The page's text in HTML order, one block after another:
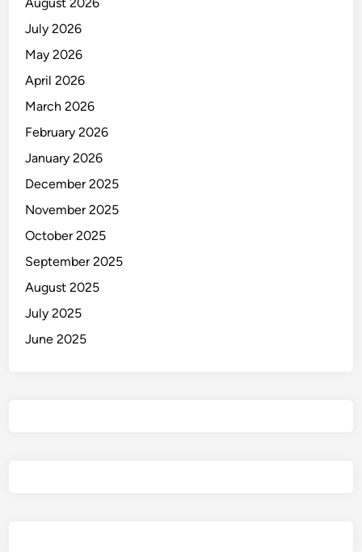
July 2026
May 2026
April 2026
March 2026
February 2026
January 2026
December 2025
November 2025
October 2025
September 2025
August 2025
July 2025
June 2025